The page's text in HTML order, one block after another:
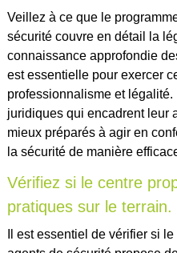
Veillez à ce que le
sécurité couvre en détail la
connaissance approfondie
est essentielle pour exercer
professionnalisme et
juridiques qui encadrent leur
mieux préparés à agir en
la sécurité de manière
Vérifiez si le centre
pratiques sur le terrain.
Il est essentiel de vérifier si